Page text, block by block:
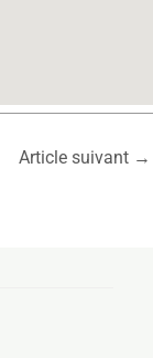
Article suivant →